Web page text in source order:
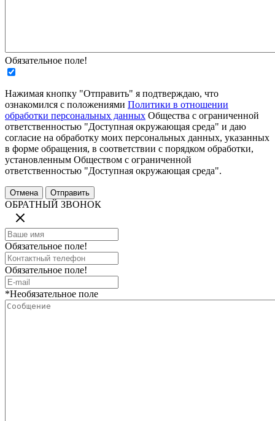
Обязательное поле!
Нажимая кнопку "Отправить" я подтверждаю, что
ознакомился с положениями Политики в отношении
обработки персональных данных Общества с ограниченной
ответственностью "Доступная окружающая среда" и даю
согласие на обработку моих персональных данных, указанных
в форме обращения, в соответствии с порядком обработки,
установленным Обществом с ограниченной
ответственностью "Доступная окружающая среда".
ОБРАТНЫЙ ЗВОНОК
Обязательное поле!
Обязательное поле!
*Необязательное поле